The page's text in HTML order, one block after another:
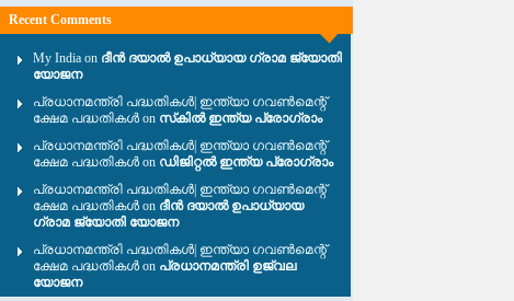
Recent Comments
My India on ദീൻ ദയാൽ ഉപാധ്യായ ഗ്രാമ ജ്യോതി
യോജന
പ്രധാനമന്ത്രി പദ്ധതികൾ| ഇന്ത്യാ ഗവൺമെന്റ്
ക്ഷേമ പദ്ധതികൾ on സ്‌കിൽ ഇന്ത്യ പ്രോഗ്രാം
പ്രധാനമന്ത്രി പദ്ധതികൾ| ഇന്ത്യാ ഗവൺമെന്റ്
ക്ഷേമ പദ്ധതികൾ on ഡിജിറ്റൽ ഇന്ത്യ പ്രോഗ്രാം
പ്രധാനമന്ത്രി പദ്ധതികൾ| ഇന്ത്യാ ഗവൺമെന്റ്
ക്ഷേമ പദ്ധതികൾ on ദീൻ ദയാൽ ഉപാധ്യായ
ഗ്രാമ ജ്യോതി യോജന
പ്രധാനമന്ത്രി പദ്ധതികൾ| ഇന്ത്യാ ഗവൺമെന്റ്
ക്ഷേമ പദ്ധതികൾ on പ്രധാനമന്ത്രി ഉജ്വല
യോജന